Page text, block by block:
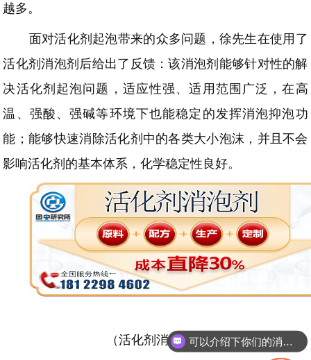
越多。
面对活化剂起泡带来的众多问题，徐先生在使用了
活化剂消泡剂后给出了反馈：该消泡剂能够针对性的解
决活化剂起泡问题，适应性强、适用范围广泛，在高
温、强酸、强碱等环境下也能稳定的发挥消泡抑泡功
能；能够快速消除活化剂中的各类大小泡沫，并且不会
影响活化剂的基本体系，化学稳定性良好。
（活化剂消泡剂服务）